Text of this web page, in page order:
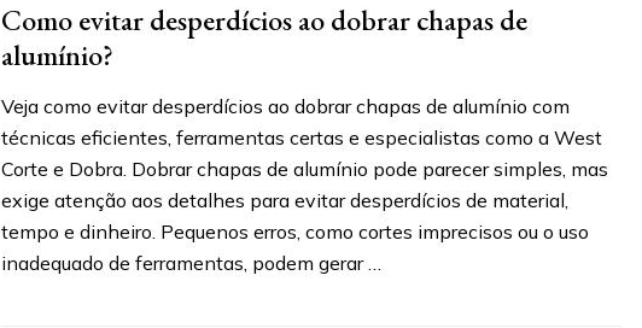
Como evitar desperdícios ao dobrar chapas de
alumínio?
Veja como evitar desperdícios ao dobrar chapas de alumínio com
técnicas eficientes, ferramentas certas e especialistas como a West
Corte e Dobra. Dobrar chapas de alumínio pode parecer simples, mas
exige atenção aos detalhes para evitar desperdícios de material,
tempo e dinheiro. Pequenos erros, como cortes imprecisos ou o uso
inadequado de ferramentas, podem gerar …